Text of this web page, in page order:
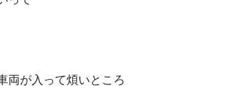
両が入って煩いところ